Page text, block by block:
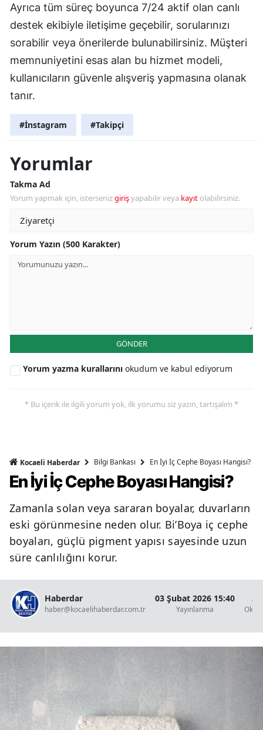
Ayrıca tüm süreç boyunca 7/24 aktif olan canlı
destek ekibiyle iletişime geçebilir, sorularınızı
sorabilir veya önerilerde bulunabilirsiniz. Müşteri
memnuniyetini esas alan bu hizmet modeli,
kullanıcıların güvenle alışveriş yapmasına olanak
tanır.
#İnstagram #Takipçi
Yorumlar
Takma Ad
Yorum yapmak için, istersenizgirişyapabilir veya kayıt olabilirsiniz.
Yorum Yazın (500 Karakter)
GÖNDER
Yorum yazma kurallarını okudum ve kabul ediyorum
* Bu içerik ile ilgili yorum yok, ilk yorumu siz yazın, tartışalım *
Kocaeli Haberdar Bilgi Bankası En İyi İç Cephe Boyası Hangisi?
En İyi İç Cephe Boyası Hangisi?
Zamanla solan veya sararan boyalar, duvarların
eski görünmesine neden olur. Bi’Boya iç cephe
boyaları, güçlü pigment yapısı sayesinde uzun
süre canlılığını korur.
Haberdar
haber@kocaelihaberdar.com.tr
03 Şubat 2026 15:40
Yayınlanma
2